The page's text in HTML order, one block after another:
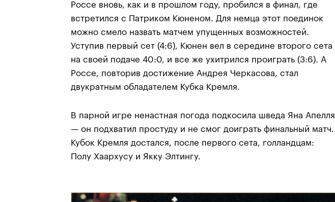
Россе вновь, как и в прошлом году, пробился в финал, где
встретился с Патриком Кюненом. Для немца этот поединок
можно смело назвать матчем упущенных возможностей.
Уступив первый сет (4:6), Кюнен вел в середине второго сета
на своей подаче 40:0, и все же ухитрился проиграть (3:6). А
Россе, повторив достижение Андрея Черкасова, стал
двукратным обладателем Кубка Кремля.
В парной игре ненастная погода подкосила шведа Яна Апелля
— он подхватил простуду и не смог доиграть финальный матч.
Кубок Кремля достался, после первого сета, голландцам:
Полу Хаархусу и Якку Элтингу.